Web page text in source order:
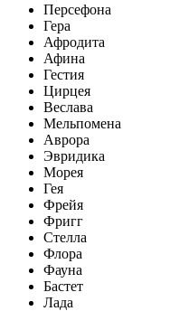
Персефона
Гера
Афродита
Афина
Гестия
Цирцея
Веслава
Мельпомена
Аврора
Эвридика
Морея
Гея
Фрейя
Фригг
Стелла
Флора
Фауна
Бастет
Лада